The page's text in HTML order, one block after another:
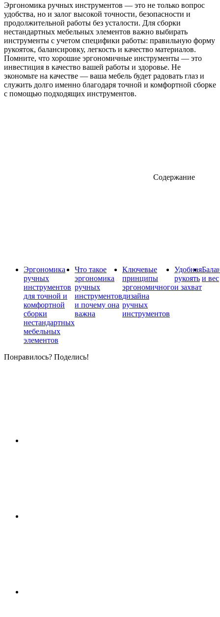
Эргономика ручных инструментов — это не только вопрос
удобства, но и залог высокой точности, безопасности и
продолжительной работы без усталости. Для сборки
нестандартных мебельных элементов важно выбирать
инструменты с учетом специфики работы: правильную форму
рукояток, балансировку, легкость и качество материалов.
Помните, что хорошие эргономичные инструменты — это
инвестиция в качество вашей работы и здоровье. Не
экономьте на качестве — ваша мебель будет радовать глаз и
служить долго именно благодаря точной и комфортной сборке
с помощью подходящих инструментов.
Содержание
Эргономика
ручных
инструментов
для точной и
комфортной
сборки
нестандартных
мебельных
элементов
Что такое
эргономика
ручных
инструментов
и почему она
важна
Ключевые
принципы
эргономичного
дизайна
ручных
инструментов
Удобная
рукоять
и захват
и вес
Понравилось? Поделись!